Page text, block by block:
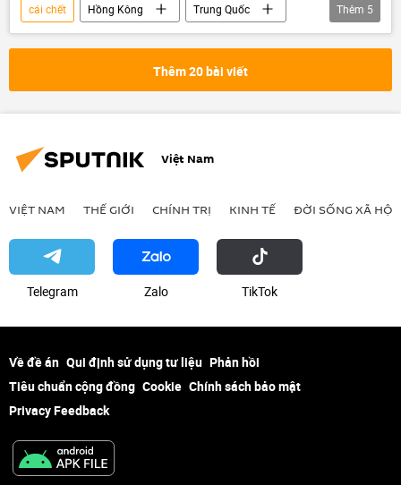
cái chết Hồng Kông
Trung Quốc
thông tin
cháy
đám cháy
Thêm 5
Thêm 20 bài viết
Việt Nam
VIỆT NAM THẾ GIỚI CHÍNH TRỊ KINH TẾ ĐỜI SỐNG XÃ HỘI
Telegram Zalo ТikТоk
Về đề án Qui định sử dụng tư liệu Phản hồi
Tiêu chuẩn cộng đồng Cookie Chính sách bảo mật
Privacy Feedback